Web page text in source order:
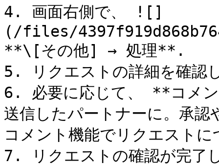
4. 画面右側で、 ![]
(/files/
**\[その他] → 処理**.
5. リクエストの詳細を確認
6. 必要に応じて、 **コメ
送信したパートナーに。承
コメント機能でリクエスト
7. リクエストの確認が完了